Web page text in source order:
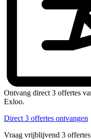
Ontvang direct 3 offertes
Exloo.
Direct 3 offertes ontvangen
Vraag vrijblijvend 3